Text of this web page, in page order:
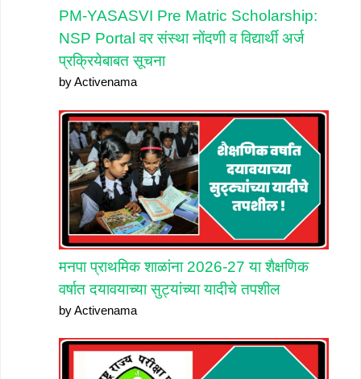
PM-YASASVI Pre Matric Scholarship:
NSP Portal वर संस्था नोंदणी व विद्यार्थी अर्ज
प्रक्रियेबाबत सूचना
by Activenama
मनपा प्राथमिक शाळांना 2026-27 या शैक्षणिक
वर्षात दयावयाच्या सुट्यांच्या यादीचे तपशील
by Activenama